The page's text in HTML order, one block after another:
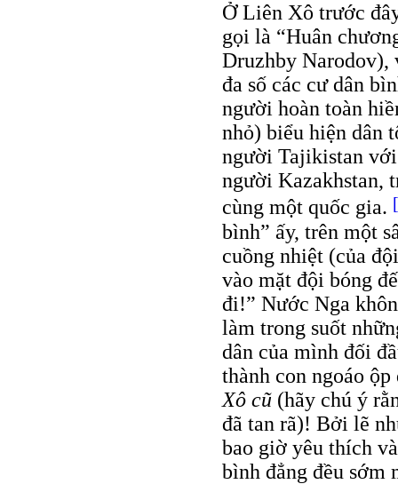
Ở Liên Xô trước
gọi là “Huân
Druzhby Narodov),
đa số các cư dân
người hoàn toàn
nhỏ) biểu hiện dân
người Tajikistan
người Kazakhstan,
cùng một quốc gia.
bình” ấy, trên một
cuồng nhiệt (của
vào mặt đội bóng
đi!” Nước Nga
làm trong suốt
dân của mình đối
thành con ngoáo
Xô cũ (hãy chú ý
đã tan rã)! Bởi lẽ
bao giờ yêu thích
bình đẳng đều sớm